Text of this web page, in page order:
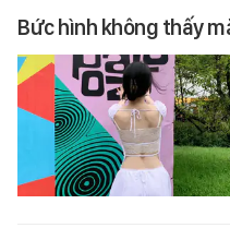
Bức hình không thấy